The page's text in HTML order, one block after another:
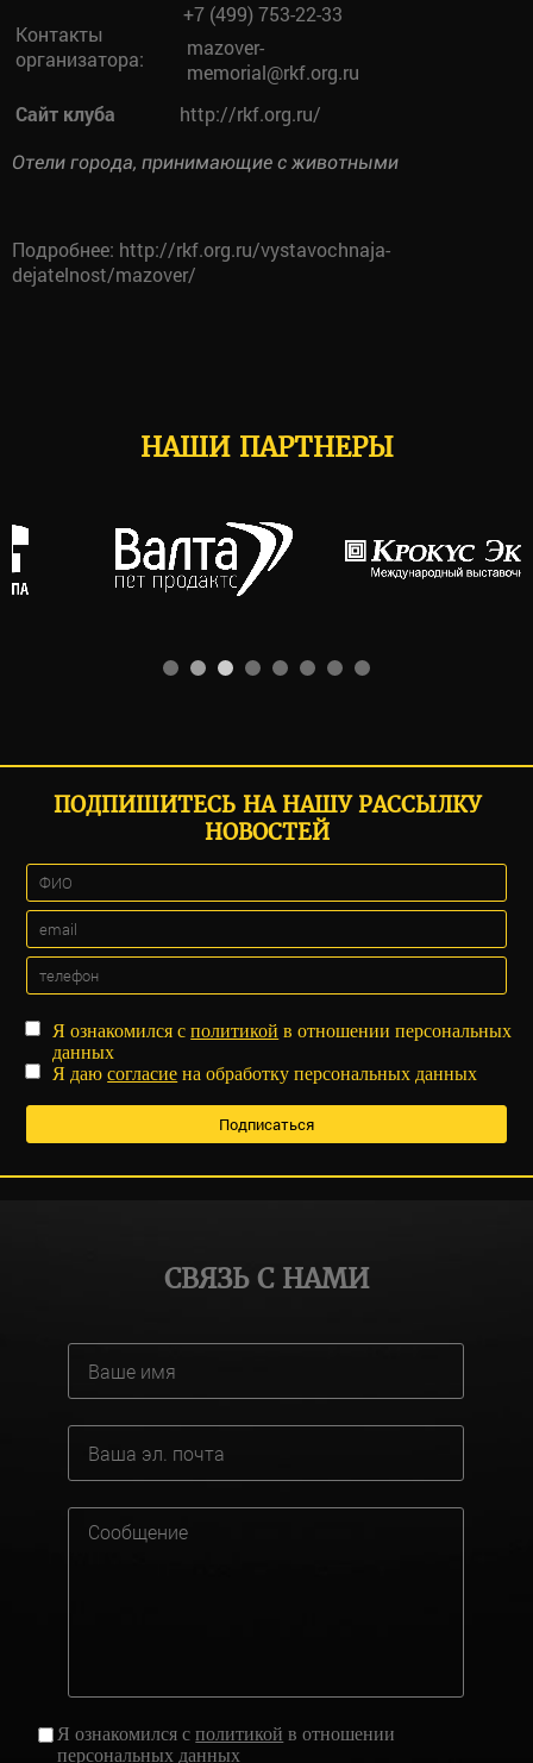
Контакты
организатора:
+7 (499) 753-22-33
mazover-
memorial@rkf.org.ru
Сайт клуба
http://rkf.org.ru/
Отели города, принимающие с животными
Подробнее: http://rkf.org.ru/vystavochnaja-
dejatelnost/mazover/
НАШИ ПАРТНЕРЫ
ПОДПИШИТЕСЬ НА НАШУ РАССЫЛКУ
НОВОСТЕЙ
Я ознакомился сполитикой в отношении персональных
данных
Я даюсогласие на обработку персональных данных
СВЯЗЬ С НАМИ
Я ознакомился сполитикой в отношении
персональных данных